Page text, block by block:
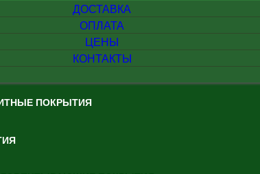
ДОСТАВКА
ОПЛАТА
ЦЕНЫ
КОНТАКТЫ
ПОКРЫТИЯ